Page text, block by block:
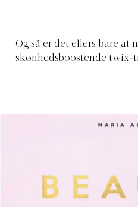
Og så er det ellers bare at
skønhedsboostende twix-